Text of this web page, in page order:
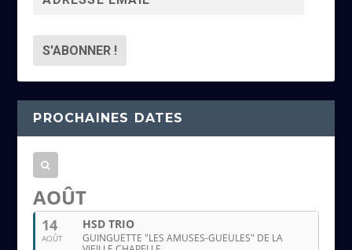
r
s
s
e
m
i
PROCHAINES DATES
AOÛT
14
AOÛT
HSD TRIO
GUINGUETTE "LES AMUSES-GUEULES" DE LA